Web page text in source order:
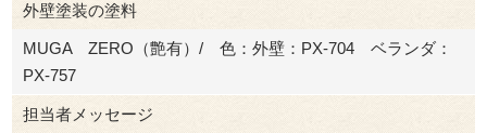
外壁塗装の塗料
MUGA ZERO（艶有）/ 色：外壁：PX-704 ベランダ：
PX-757
担当者メッセージ